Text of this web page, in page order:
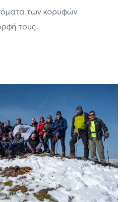
των κορυφών
τους.